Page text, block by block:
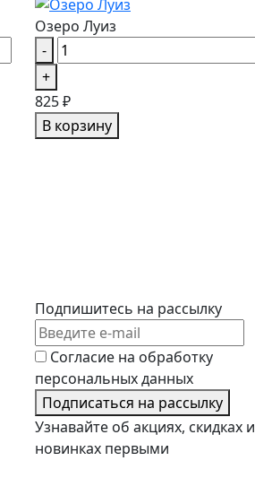
Озеро Луиз
-
+
825 ₽
В корзину
Подпишитесь на рассылку
Согласие на обработку
персональных данных
Подписаться на рассылку
Узнавайте об акциях, скидках и
новинках первыми